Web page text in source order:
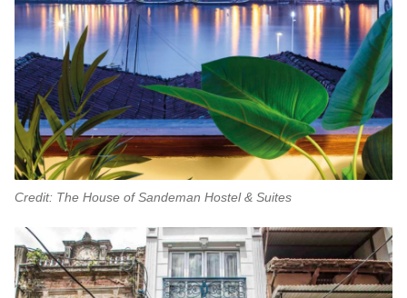
Credit: The House of Sandeman Hostel & Suites